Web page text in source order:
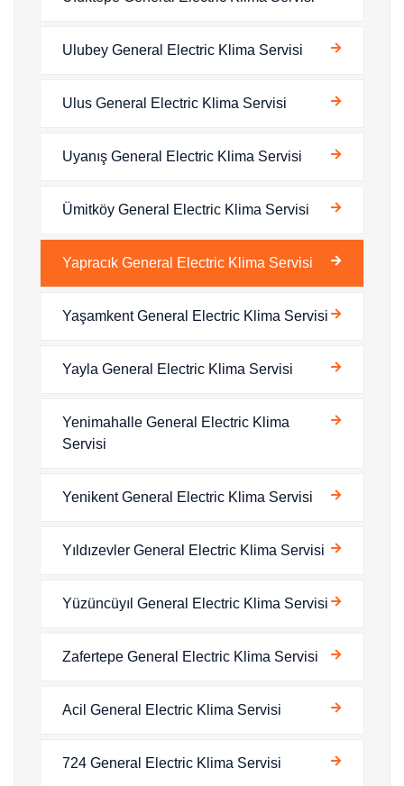
Ulubey General Electric Klima Servisi
Ulus General Electric Klima Servisi
Uyanış General Electric Klima Servisi
Ümitköy General Electric Klima Servisi
Yapracık General Electric Klima Servisi
Yaşamkent General Electric Klima Servisi
Yayla General Electric Klima Servisi
Yenimahalle General Electric Klima
Servisi
Yenikent General Electric Klima Servisi
Yıldızevler General Electric Klima Servisi
Yüzüncüyıl General Electric Klima Servisi
Zafertepe General Electric Klima Servisi
Acil General Electric Klima Servisi
724 General Electric Klima Servisi